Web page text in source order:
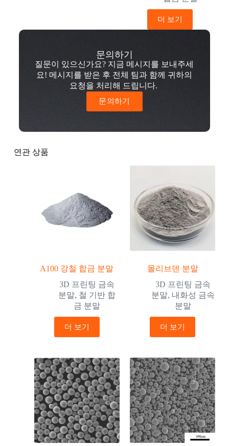
더 보기
문의하기
질문이 있으신가요? 지금 메시지를 보내주세
요! 메시지를 받은 후 전체 팀과 함께 귀하의
요청을 처리해 드립니다.
문의하기
연관 상품
A100 강철 합금 분말
3D 프린팅 금속
분말, 철 기반 합
금 분말
더 보기
몰리브덴 분말
3D 프린팅 금속
분말, 내화성 금속
분말
더 보기